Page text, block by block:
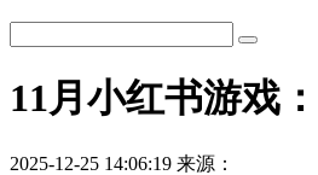
11月小红书游戏
2025-12-25 14:06:19 来源：